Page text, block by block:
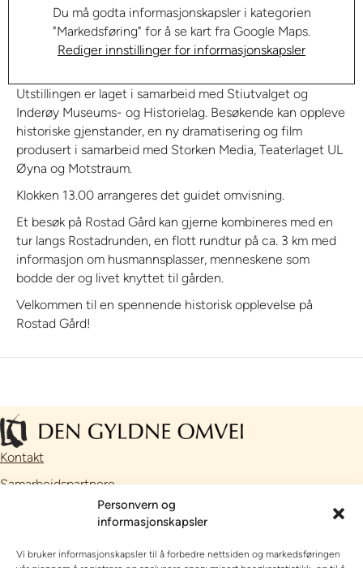
Personvern og
informasjonskapsler
Vi bruker informasjonskapsler til å forbedre nettsiden og markedsføringen
Utstillingen er laget i samarbeid med Stiutvalget og
Inderøy Museums- og Historielag. Besøkende kan oppleve
historiske gjenstander, en ny dramatisering og film
produsert i samarbeid med Storken Media, Teaterlaget UL
Øyna og Motstraum.
Klokken 13.00 arrangeres det guidet omvisning.
Et besøk på Rostad Gård kan gjerne kombineres med en
tur langs Rostadrunden, en flott rundtur på ca. 3 km med
informasjon om husmannsplasser, menneskene som
bodde der og livet knyttet til gården.
Velkommen til en spennende historisk opplevelse på
Rostad Gård!
Du må godta informasjonskapsler i kategorien
"Markedsføring" for å se kart fra Google Maps.
Rediger innstillinger for informasjonskapsler
Kontakt
Samarbeidspartnere
// Nettside utviklet avTalkto